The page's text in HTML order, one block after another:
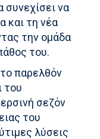
συνεχίσει να
και τη νέα
την ομάδα
του.
παρελθόν
του
σεζόν
του
λύσεις